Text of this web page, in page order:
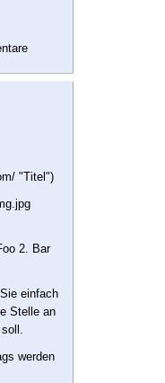
"Titel")
2. Bar
einfach
Stelle an
werden